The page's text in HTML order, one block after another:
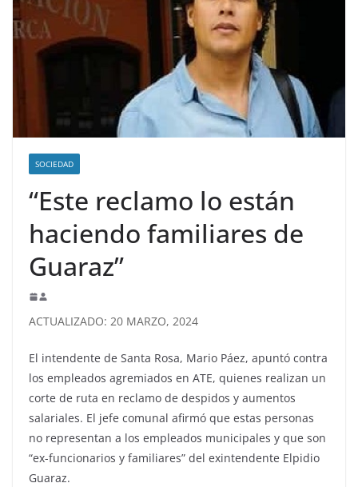
SOCIEDAD
“Este reclamo lo están
haciendo familiares de
Guaraz”
ACTUALIZADO: 20 MARZO, 2024
El intendente de Santa Rosa, Mario Páez, apuntó contra
los empleados agremiados en ATE, quienes realizan un
corte de ruta en reclamo de despidos y aumentos
salariales. El jefe comunal afirmó que estas personas
no representan a los empleados municipales y que son
“ex-funcionarios y familiares” del exintendente Elpidio
Guaraz.